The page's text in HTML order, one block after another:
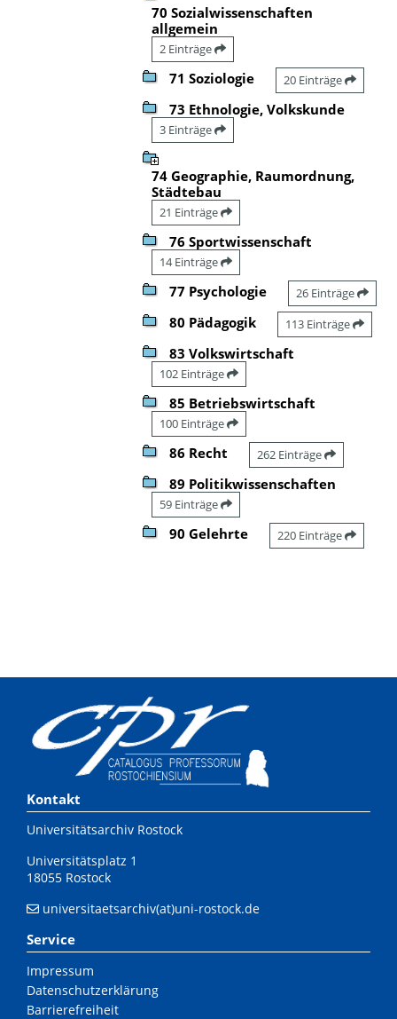
70 Sozialwissenschaften
allgemein
2 Einträge
71 Soziologie 20 Einträge
73 Ethnologie, Volkskunde
3 Einträge
74 Geographie, Raumordnung,
Städtebau
21 Einträge
76 Sportwissenschaft
14 Einträge
77 Psychologie 26 Einträge
80 Pädagogik 113 Einträge
83 Volkswirtschaft
102 Einträge
85 Betriebswirtschaft
100 Einträge
86 Recht 262 Einträge
89 Politikwissenschaften
59 Einträge
90 Gelehrte 220 Einträge
Kontakt
Universitätsarchiv Rostock
Universitätsplatz 1
18055 Rostock
universitaetsarchiv(at)uni-rostock.de
Service
Impressum
Datenschutzerklärung
Barrierefreiheit